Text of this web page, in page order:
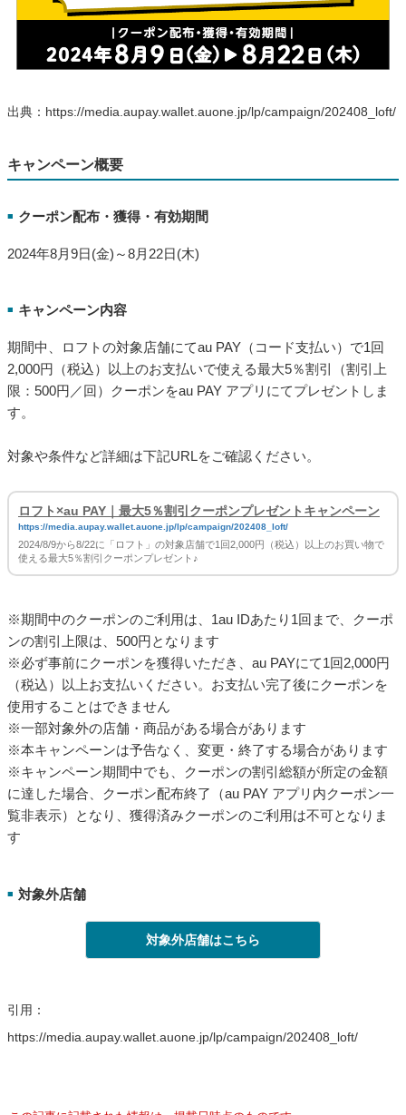
出典：https://media.aupay.wallet.auone.jp/lp/campaign/202408_loft/
キャンペーン概要
■ クーポン配布・獲得・有効期間
2024年8月9日(金)～8月22日(木)
■ キャンペーン内容
期間中、ロフトの対象店舗にてau PAY（コード支払い）で1回
2,000円（税込）以上のお支払いで使える最大5％割引（割引上
限：500円／回）クーポンをau PAY アプリにてプレゼントしま
す。
対象や条件など詳細は下記URLをご確認ください。
ロフト×au PAY｜最大5％割引クーポンプレゼントキャンペーン
https://media.aupay.wallet.auone.jp/lp/campaign/202408_loft/
2024/8/9から8/22に「ロフト」の対象店舗で1回2,000円（税込）以上のお買い物で
使える最大5％割引クーポンプレゼント♪
※期間中のクーポンのご利用は、1au IDあたり1回まで、クーポ
ンの割引上限は、500円となります
※必ず事前にクーポンを獲得いただき、au PAYにて1回2,000円
（税込）以上お支払いください。お支払い完了後にクーポンを
使用することはできません
※一部対象外の店舗・商品がある場合があります
※本キャンペーンは予告なく、変更・終了する場合があります
※キャンペーン期間中でも、クーポンの割引総額が所定の金額
に達した場合、クーポン配布終了（au PAY アプリ内クーポン一
覧非表示）となり、獲得済みクーポンのご利用は不可となりま
す
■ 対象外店舗
対象外店舗はこちら
引用：
https://media.aupay.wallet.auone.jp/lp/campaign/202408_loft/